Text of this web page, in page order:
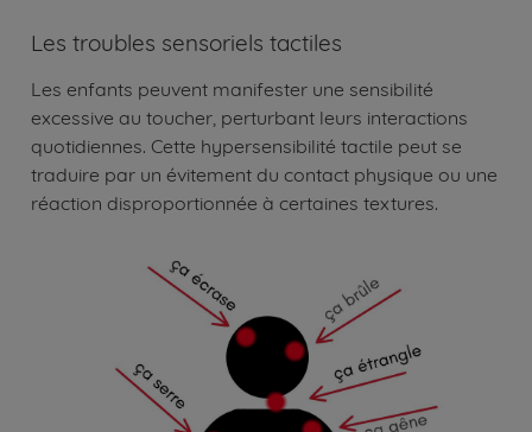
Les troubles sensoriels tactiles
Les enfants peuvent manifester une sensibilité
excessive au toucher, perturbant leurs interactions
quotidiennes. Cette hypersensibilité tactile peut se
traduire par un évitement du contact physique ou une
réaction disproportionnée à certaines textures.